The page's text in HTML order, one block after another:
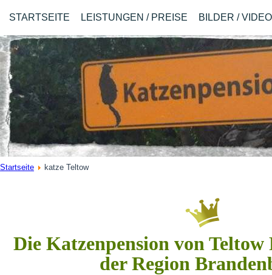
STARTSEITE LEISTUNGEN / PREISE BILDER /
Startseite katze Teltow
Die Katzenpension von
der Region